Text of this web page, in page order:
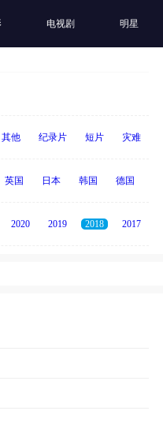
电视剧 明星
其他 纪录片 短片 灾难
英国 日本 韩国 德国
2020 2019 2018 2017